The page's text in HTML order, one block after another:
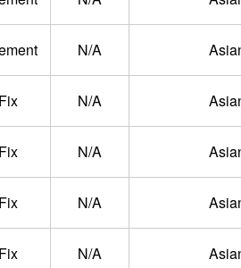
N/A
N/A
N/A
N/A
N/A